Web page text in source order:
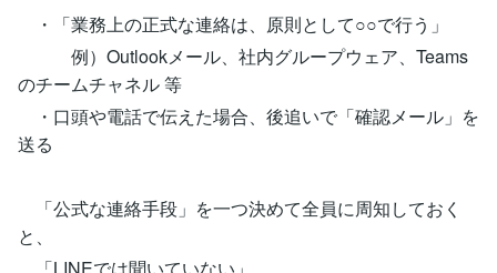
・「業務上の正式な連絡は、原則として○○で行う」
例）Outlookメール、社内グループウェア、Teams
のチームチャネル 等
・口頭や電話で伝えた場合、後追いで「確認メール」を
送る
「公式な連絡手段」を一つ決めて全員に周知しておく
と、
「LINEでは聞いていない」